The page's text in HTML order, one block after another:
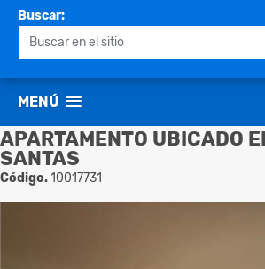
Buscar:
MENÚ
APARTAMENTO UBICADO
SANTAS
Código.10017731